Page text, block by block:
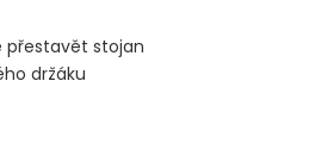
přestavět stojan
držáku